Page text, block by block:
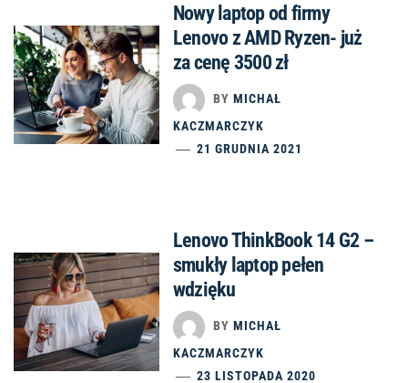
Nowy laptop od firmy
Lenovo z AMD Ryzen- już
za cenę 3500 zł
BY MICHAŁ
KACZMARCZYK
21 GRUDNIA 2021
Lenovo ThinkBook 14 G2 –
smukły laptop pełen
wdzięku
BY MICHAŁ
KACZMARCZYK
23 LISTOPADA 2020